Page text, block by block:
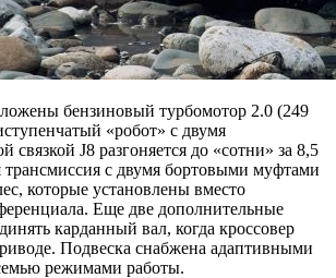
бензиновый турбомотор 2.0 (249
«робот» с двумя
связкой J8 разгоняется до «сотни» за 8,5
с двумя бортовыми муфтами
которые установлены вместо
Еще две дополнительные
карданный вал, когда кроссовер
Подвеска снабжена адаптивными
режимами работы.